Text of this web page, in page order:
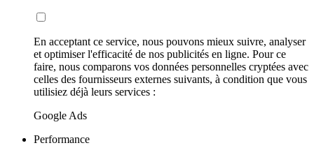
En acceptant ce service, nous pouvons mieux suivre, analyser
et optimiser l'efficacité de nos publicités en ligne. Pour ce
faire, nous comparons vos données personnelles cryptées avec
celles des fournisseurs externes suivants, à condition que vous
utilisiez déjà leurs services :
Google Ads
Performance